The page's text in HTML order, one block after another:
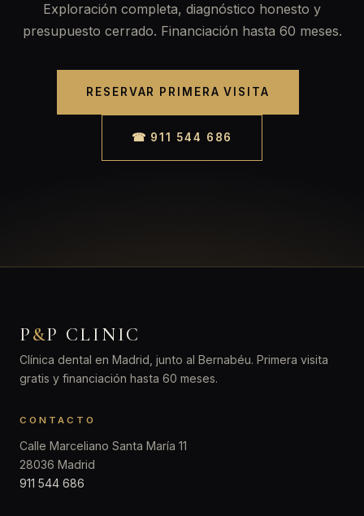
Exploración completa, diagnóstico honesto y
presupuesto cerrado. Financiación hasta 60 meses.
RESERVAR PRIMERA VISITA
☎ 911 544 686
P&P CLINIC
Clínica dental en Madrid, junto al Bernabéu. Primera visita
gratis y financiación hasta 60 meses.
CONTACTO
Calle Marceliano Santa María 11
28036 Madrid
911 544 686